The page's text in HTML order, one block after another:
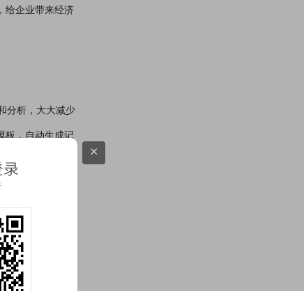
给企业带来经济
分析，大大减少
板，自动生成记
手机、电脑等终
理相关财务数
行收款确认和
×